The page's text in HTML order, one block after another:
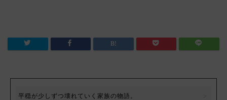
平穏が少しずつ壊れていく家族の物語。